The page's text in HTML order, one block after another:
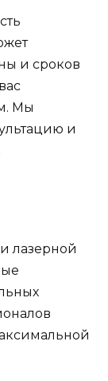
и сроков
Мы
и
лазерной